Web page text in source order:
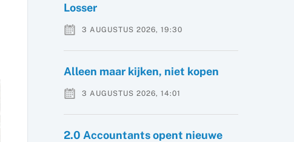
Losser
3 AUGUSTUS 2026, 19:30
Alleen maar kijken, niet kopen
3 AUGUSTUS 2026, 14:01
2.0 Accountants opent nieuwe